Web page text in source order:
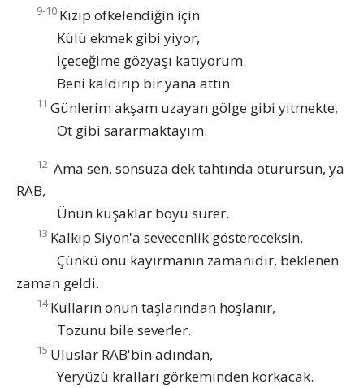
9-10 Kızıp öfkelendiğin için
Külü ekmek gibi yiyor,
İçeceğime gözyaşı katıyorum.
Beni kaldırıp bir yana attın.
11 Günlerim akşam uzayan gölge gibi yitmekte,
Ot gibi sararmaktayım.
12 Ama sen, sonsuza dek tahtında oturursun, ya
RAB,
Ünün kuşaklar boyu sürer.
13 Kalkıp Siyon'a sevecenlik göstereceksin,
Çünkü onu kayırmanın zamanıdır, beklenen
zaman geldi.
14 Kulların onun taşlarından hoşlanır,
Tozunu bile severler.
15 Uluslar RAB'bin adından,
Yeryüzü kralları görkeminden korkacak.